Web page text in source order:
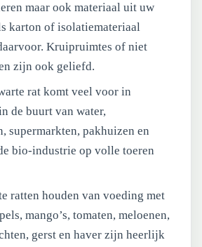
maar ook materiaal uit uw
karton of isolatiemateriaal
Kruipruimtes of niet
zijn ook geliefd.
rat komt veel voor in
de buurt van water,
supermarkten, pakhuizen en
bio-industrie op volle toeren
ratten houden van voeding met
mango’s, tomaten, meloenen,
gerst en haver zijn heerlijk